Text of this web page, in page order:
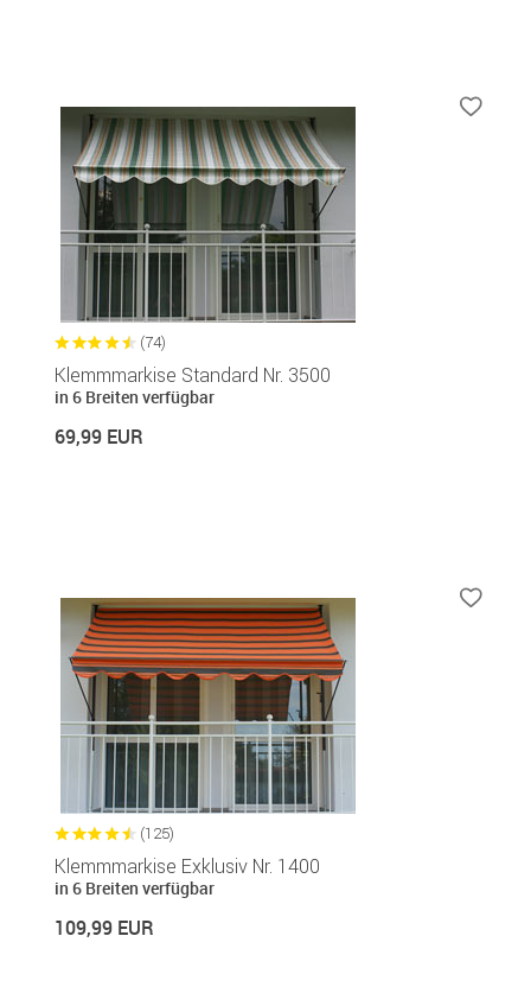
(74)
Klemmmarkise Standard Nr. 3500
in 6 Breiten verfügbar
69,99 EUR
(125)
Klemmmarkise Exklusiv Nr. 1400
in 6 Breiten verfügbar
109,99 EUR